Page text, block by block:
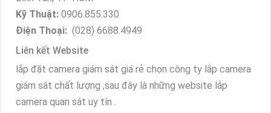
Kỹ Thuật: 0906.855.330
Điện Thoại: (028) 6688.4949
Liên kết Website
lắp đặt camera giám sát giá rẻ chọn công ty lắp camera
giám sát chất lượng ,sau đây là những website lắp
camera quan sát uy tín .